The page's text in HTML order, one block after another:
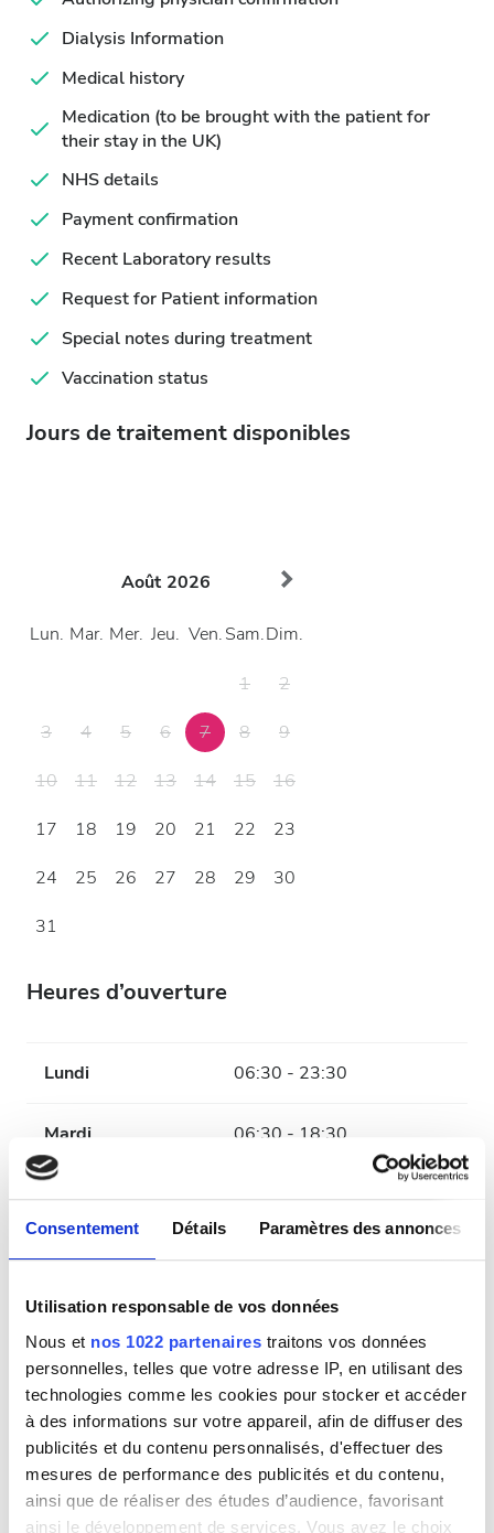
Consentement Détails Paramètres des annonces
Utilisation responsable de vos données
Nous et nos 1022 partenaires traitons vos données
personnelles, telles que votre adresse IP, en utilisant des
technologies comme les cookies pour stocker et accéder
à des informations sur votre appareil, afin de diffuser des
publicités et du contenu personnalisés, d'effectuer des
mesures de performance des publicités et du contenu,
ainsi que de réaliser des études d’audience, favorisant
ainsi le développement de services. Vous avez le choix
Dialysis Information
Medical history
Medication (to be brought with the patient for
their stay in the UK)
NHS details
Payment confirmation
Recent Laboratory results
Request for Patient information
Special notes during treatment
Vaccination status
Jours de traitement disponibles
Août 2026
Lun. Mar. Mer. Jeu. Ven.Sam.Dim.
1
2
3
4 5 6 7 8
9
10
11 12 13 14 15
16
17
18 19 20 21 22
23
24
25 26 27 28 29
30
31
Heures d’ouverture
Lundi 06:30 - 23:30
Mardi 06:30 - 18:30
Mercredi 06:30 - 23:30
Jeudi 06:30 - 18:30
Vendredi 06:30 - 23:30
Samedi 06:30 - 18:30
Dimanche Fermé
Personnel